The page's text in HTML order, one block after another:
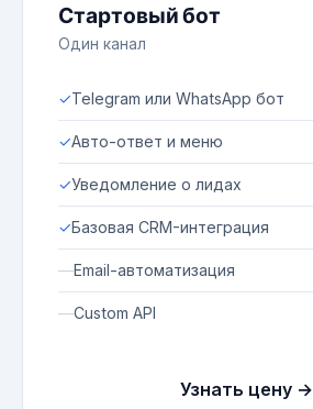
Стартовый бот
Один канал
✓Telegram или WhatsApp бот
✓Авто-ответ и меню
✓Уведомление о лидах
✓Базовая CRM-интеграция
—Email-автоматизация
—Custom API
Узнать цену →